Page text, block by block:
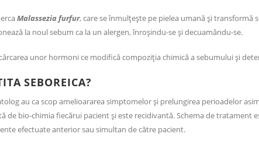
Malassezia furfur, care se înmulțește pe pielea umană și
la noul sebum ca la un alergen, înroșindu-se și decuamându-se.
unor hormoni ce modifică compoziția chimică a sebumului și
SEBOREICA?
au ca scop amelioararea simptomelor și prelungirea perioadelor
de bio-chimia fiecărui pacient și este recidivantă. Schema de tratament
efectuate anterior sau simultan de către pacient.